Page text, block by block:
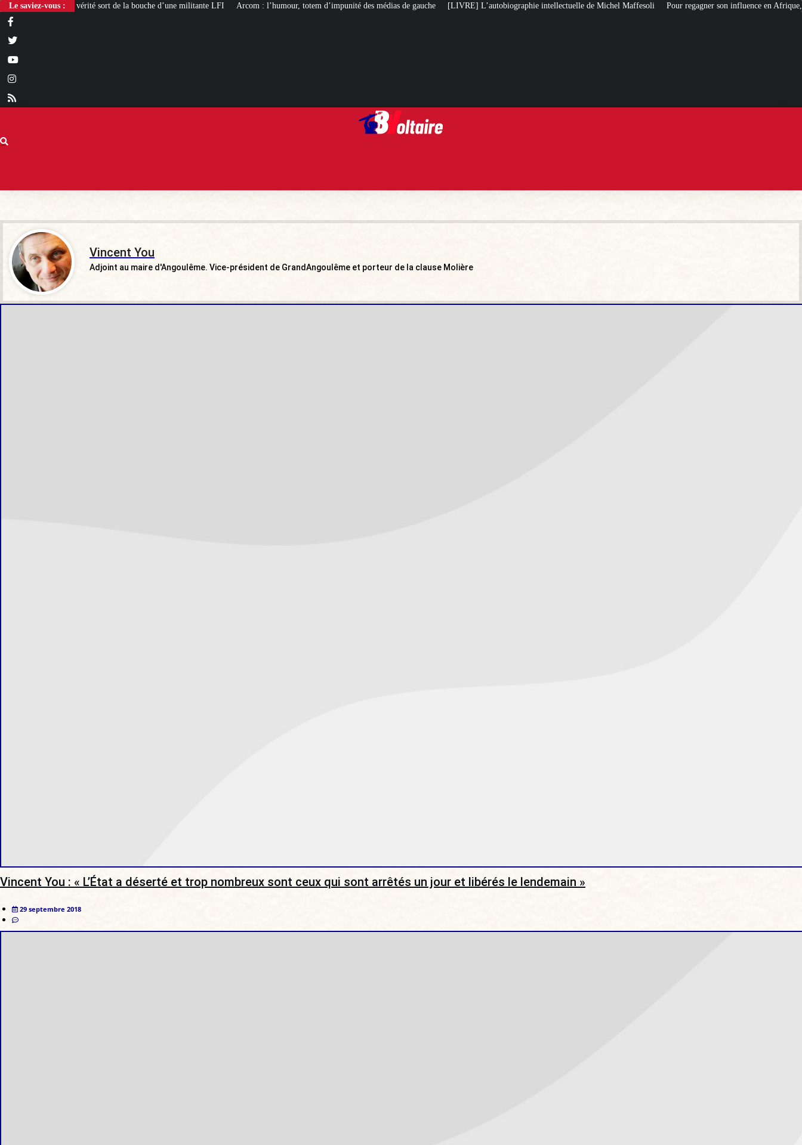
Le saviez-vous :
: quand la vérité sort de la bouche d’une militante LFI Arcom : l’humour, totem d’impunité des médias de gauche [LIVRE] L’autobiographie intellectuelle de Michel Maffesoli Pour regagner son influence en Afrique, le Quai
Vincent You
Adjoint au maire d'Angoulême. Vice-président de GrandAngoulême et porteur de la clause Molière
Vincent You : « L’État a déserté et trop nombreux sont ceux qui sont arrêtés un jour et libérés le lendemain »
29 septembre 2018